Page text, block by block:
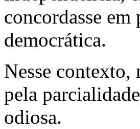
concordasse
democrática.
Nesse contexto,
pela
odiosa.